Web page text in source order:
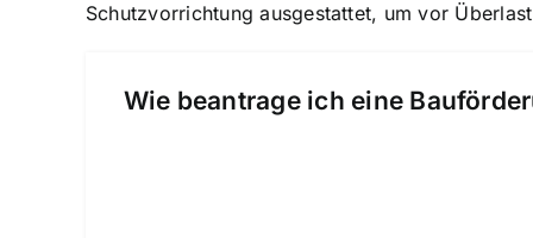
Schutzvorrichtung ausgestattet, um vor
Wie beantrage ich eine